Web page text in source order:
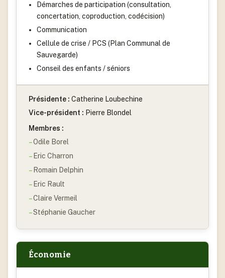
Démarches de participation (consultation,
concertation, coproduction, codécision)
Communication
Cellule de crise / PCS (Plan Communal de
Sauvegarde)
Conseil des enfants / séniors
Présidente : Catherine Loubechine
Vice-président : Pierre Blondel
Membres :
Odile Borel
Eric Charron
Romain Delphin
Eric Rault
Claire Vermeil
Stéphanie Gaucher
Économie